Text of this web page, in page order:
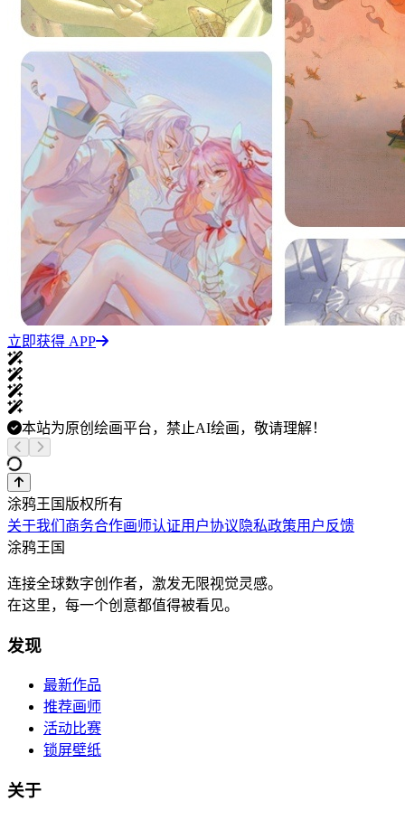
立即获得 APP
本站为原创绘画平台，禁止AI绘画，敬请理解！
涂鸦王国版权所有
关于我们 商务合作画师认证用户协议 隐私政策用户反馈
涂鸦王国
连接全球数字创作者，激发无限视觉灵感。
在这里，每一个创意都值得被看见。
发现
最新作品
推荐画师
活动比赛
锁屏壁纸
关于